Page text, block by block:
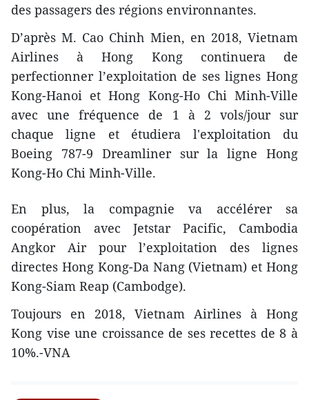
des passagers des régions environnantes.
D’après M. Cao Chinh Mien, en 2018, Vietnam
Airlines à Hong Kong continuera de
perfectionner l’exploitation de ​ses lignes Hong
Kong-Hanoi et Hong Kong-Ho Chi Minh-Ville
avec une fréquence de 1 à 2 vols/jour sur
chaque ligne et étudiera l​'exploitation du
Boeing 787-9 Dreamliner sur la ligne Hong
Kong-Ho Chi Minh-Ville.
En plus, ​la compagnie va accélérer ​sa
coopération avec Jetstar Pacific, Cambodia
Angkor Air pour l’exploitation des lignes
directes Hong Kong-Da Nang (Vietnam) et Hong
Kong-Siam Reap (Cambodge).
Toujours en 2018, Vietnam Airlines à Hong
Kong vise une croissance de ses recettes de 8 à
10%.-VNA